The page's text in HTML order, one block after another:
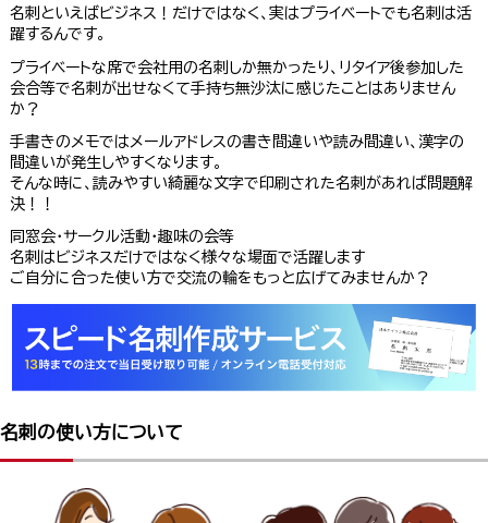
名刺といえばビジネス！だけではなく、実はプライベートでも名刺は活
躍するんです。
プライベートな席で会社用の名刺しか無かったり、リタイア後参加した
会合等で名刺が出せなくて手持ち無沙汰に感じたことはありません
か？
手書きのメモではメールアドレスの書き間違いや読み間違い、漢字の
間違いが発生しやすくなります。
そんな時に、読みやすい綺麗な文字で印刷された名刺があれば問題解
決！！
同窓会・サークル活動・趣味の会等
名刺はビジネスだけではなく様々な場面で活躍します
ご自分に合った使い方で交流の輪をもっと広げてみませんか？
名刺の使い方について